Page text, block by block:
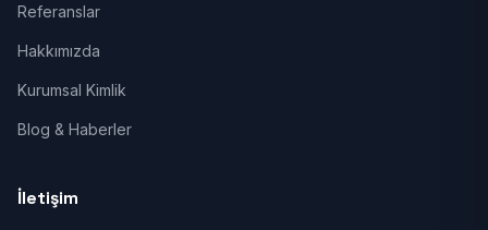
Referanslar
Hakkımızda
Kurumsal Kimlik
Blog & Haberler
İletişim